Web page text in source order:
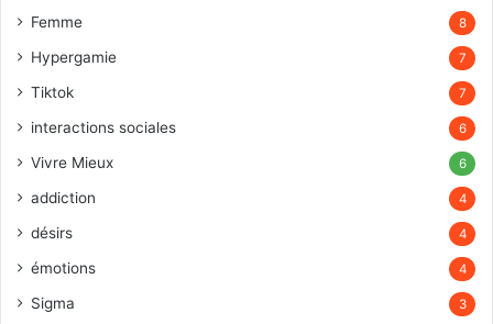
Femme 8
Hypergamie 7
Tiktok 7
interactions sociales 6
Vivre Mieux 6
addiction 4
désirs 4
émotions 4
Sigma 3